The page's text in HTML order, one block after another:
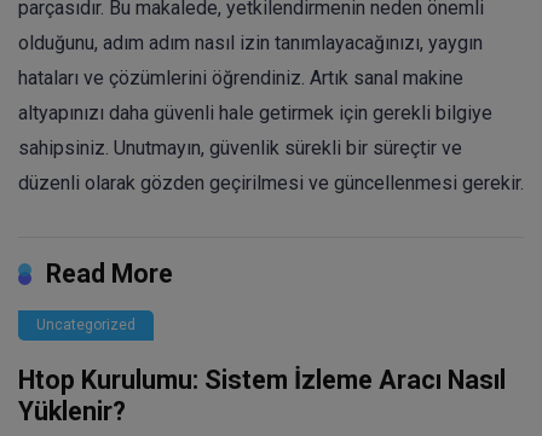
parçasıdır. Bu makalede, yetkilendirmenin neden önemli
olduğunu, adım adım nasıl izin tanımlayacağınızı, yaygın
hataları ve çözümlerini öğrendiniz. Artık sanal makine
altyapınızı daha güvenli hale getirmek için gerekli bilgiye
sahipsiniz. Unutmayın, güvenlik sürekli bir süreçtir ve
düzenli olarak gözden geçirilmesi ve güncellenmesi gerekir.
Read More
Uncategorized
Htop Kurulumu: Sistem İzleme Aracı Nasıl
Yüklenir?